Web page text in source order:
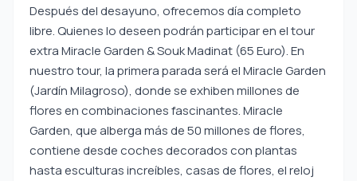
Después del desayuno, ofrecemos día completo
libre. Quienes lo deseen podrán participar en el tour
extra Miracle Garden & Souk Madinat (65 Euro). En
nuestro tour, la primera parada será el Miracle Garden
(Jardín Milagroso), donde se exhiben millones de
flores en combinaciones fascinantes. Miracle
Garden, que alberga más de 50 millones de flores,
contiene desde coches decorados con plantas
hasta esculturas increíbles, casas de flores, el reloj